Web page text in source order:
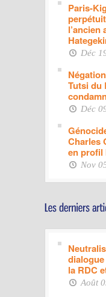
Paris-
Déc
Tutsi du
Déc
Charles
en profil
Nov
la RDC
Août